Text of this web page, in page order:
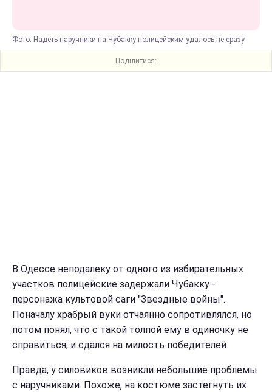
Фото: Надеть наручники на Чубакку полицейским удалось не сразу
Поділитися:
В Одессе неподалеку от одного из избирательных
участков полицейские задержали Чубакку -
персонажа культовой саги "Звездные войны".
Поначалу храбрый вуки отчаянно сопротивлялся, но
потом понял, что с такой толпой ему в одиночку не
справиться, и сдался на милость победителей.
Правда, у силовиков возникли небольшие проблемы
с наручниками. Похоже, на костюме застегнуть их